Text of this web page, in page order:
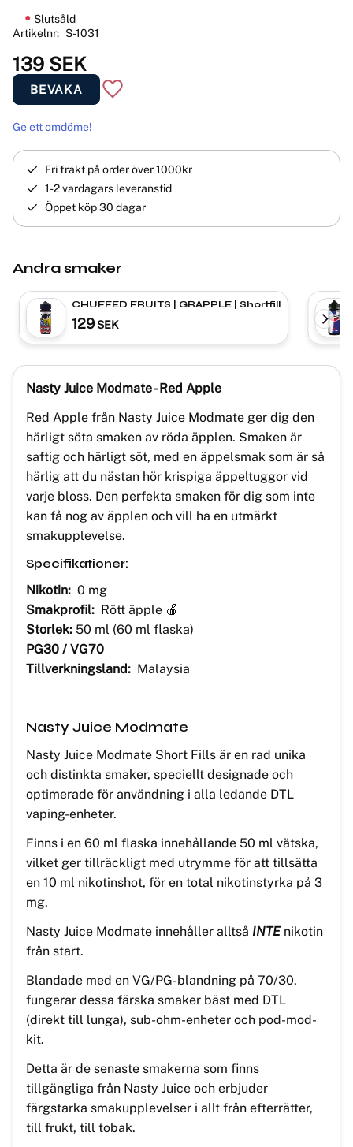
139 SEK
Lägg till i favoriter
BEVAKA
Slutsåld
Artikelnr
S-1031
Ge ett omdöme!
Fri frakt på order över 1000kr
1-2 vardagars leveranstid
Öppet köp 30 dagar
Andra smaker
CHUFFED FRUITS | GRAPPLE | Shortfill
129 SEK
Nasty Juice Modmate - Red Apple
Red Apple från Nasty Juice Modmate ger dig den
härligt söta smaken av röda äpplen. Smaken är
saftig och härligt söt, med en äppelsmak som är så
härlig att du nästan hör krispiga äppeltuggor vid
varje bloss. Den perfekta smaken för dig som inte
kan få nog av äpplen och vill ha en utmärkt
smakupplevelse.
Specifikationer:
Nikotin: 0 mg
Smakprofil: Rött äpple 🍎
Storlek: 50 ml (60 ml flaska)
PG30 / VG70
Tillverkningsland: Malaysia
Nasty Juice Modmate
Nasty Juice Modmate Short Fills är en rad unika
och distinkta smaker, speciellt designade och
optimerade för användning i alla ledande DTL
vaping-enheter.
Finns i en 60 ml flaska innehållande 50 ml vätska,
vilket ger tillräckligt med utrymme för att tillsätta
en 10 ml nikotinshot, för en total nikotinstyrka på 3
mg.
Nasty Juice Modmate innehåller alltså INTE nikotin
från start.
Blandade med en VG/PG-blandning på 70/30,
fungerar dessa färska smaker bäst med DTL
(direkt till lunga), sub-ohm-enheter och pod-mod-
kit.
Detta är de senaste smakerna som finns
tillgängliga från Nasty Juice och erbjuder
färgstarka smakupplevelser i allt från efterrätter,
till frukt, till tobak.